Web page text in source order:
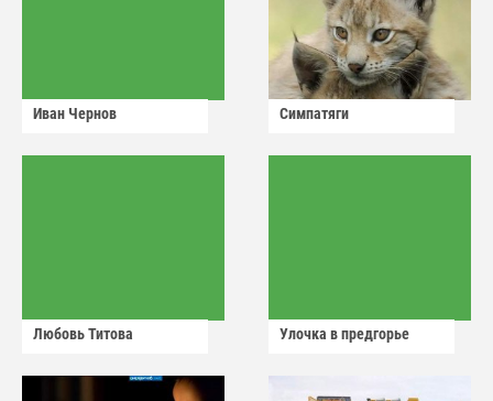
Иван Чернов Симпатяги
Любовь Титова Улочка в предгорье